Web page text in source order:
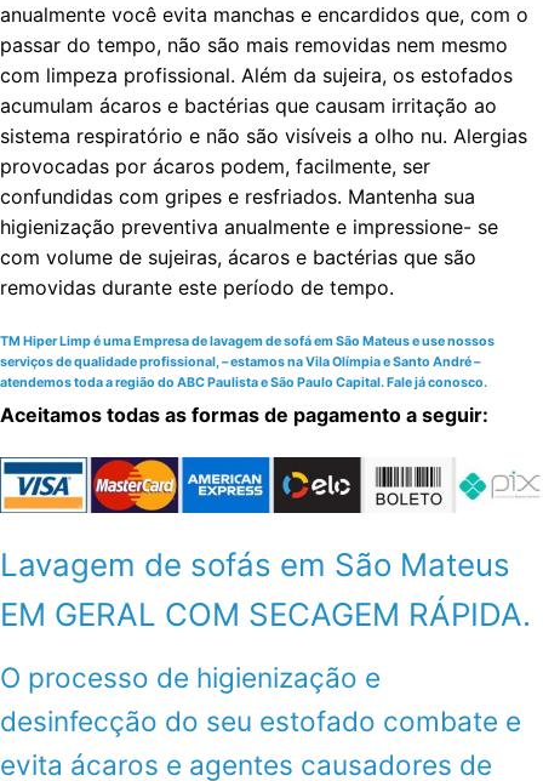
anualmente você evita manchas e encardidos que, com o
passar do tempo, não são mais removidas nem mesmo
com limpeza profissional. Além da sujeira, os estofados
acumulam ácaros e bactérias que causam irritação ao
sistema respiratório e não são visíveis a olho nu. Alergias
provocadas por ácaros podem, facilmente, ser
confundidas com gripes e resfriados. Mantenha sua
higienização preventiva anualmente e impressione- se
com volume de sujeiras, ácaros e bactérias que são
removidas durante este período de tempo.
TM Hiper Limp é uma Empresa de lavagem de sofá em São Mateus e use nossos
serviços de qualidade profissional, – estamos na Vila Olímpia e Santo André –
atendemos toda a região do ABC Paulista e São Paulo Capital. Fale já conosco.
Aceitamos todas as formas de pagamento a seguir:
Lavagem de sofás em São Mateus
EM GERAL COM SECAGEM RÁPIDA.
O processo de higienização e
desinfecção do seu estofado combate e
evita ácaros e agentes causadores de